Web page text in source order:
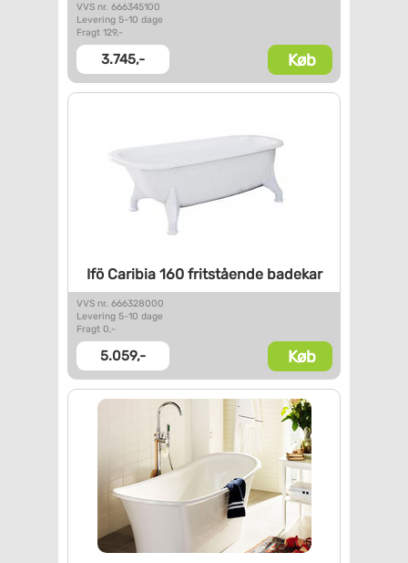
VVS nr. 666345100
Levering 5-10 dage
Fragt 129,-
3.745,- Køb
Ifö Caribia 160 fritståendebadekar
VVS nr. 666328000
Levering 5-10 dage
Fragt 0,-
5.059,- Køb